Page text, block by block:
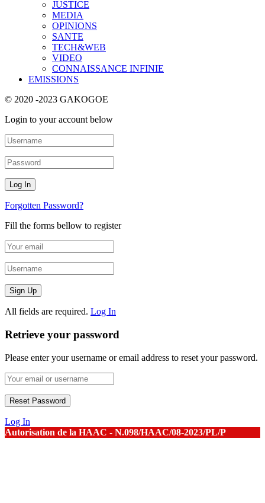
JUSTICE
MEDIA
OPINIONS
SANTE
TECH&WEB
VIDEO
CONNAISSANCE INFINIE
EMISSIONS
© 2020 -2023 GAKOGOE
Login to your account below
Forgotten Password?
Fill the forms bellow to register
All fields are required. Log In
Retrieve your password
Please enter your username or email address to reset your password.
Log In
Autorisation de la HAAC - N.098/HAAC/08-2023/PL/P